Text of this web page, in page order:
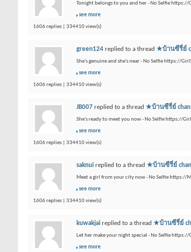
Tonight belongs to you and her - No Selfie https://
see more
1606 replies | 334410 view(s)
green124 replied to a thread ★บ้านซีรี่ย์
She's genuine and she's near - No Selfie https://
see more
1606 replies | 334410 view(s)
JB007 replied to a thread ★บ้านซีรี่ย์
She's ready to meet you now - No Selfie https://
see more
1606 replies | 334410 view(s)
saknui replied to a thread ★บ้านซีรี่ย์
Meet a girl from your city now - No Selfie https://
see more
1606 replies | 334410 view(s)
kuwakjai replied to a thread ★บ้านซีรี่ย์
Let her make your night special - No Selfie https://
see more